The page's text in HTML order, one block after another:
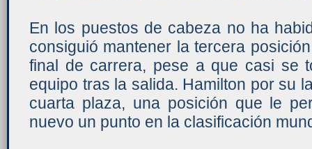
En los puestos de cabeza no ha
consiguió mantener la tercera
final de carrera, pese a que casi se
equipo tras la salida. Hamilton por su
cuarta plaza, una posición que le
nuevo un punto en la clasificación